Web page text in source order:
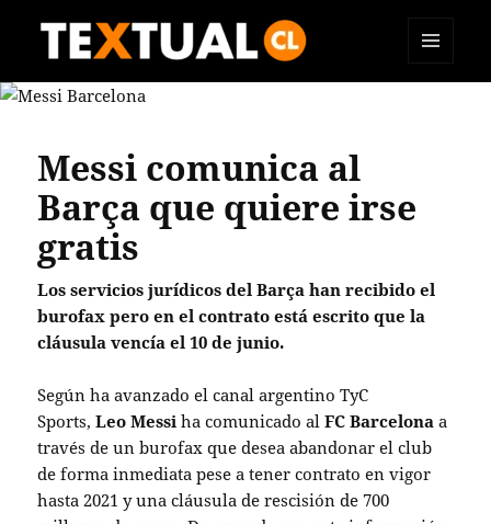
TEXTUAL
Messi comunica al
Barça que quiere irse
gratis
Los servicios jurídicos del Barça han recibido el
burofax pero en el contrato está escrito que la
cláusula vencía el 10 de junio.
Según ha avanzado el canal argentino TyC
Sports,Leo Messiha comunicado alFC Barcelonaa
través de un burofax que desea abandonar el club
de forma inmediata pese a tener contrato en vigor
hasta 2021 y una cláusula de rescisión de 700